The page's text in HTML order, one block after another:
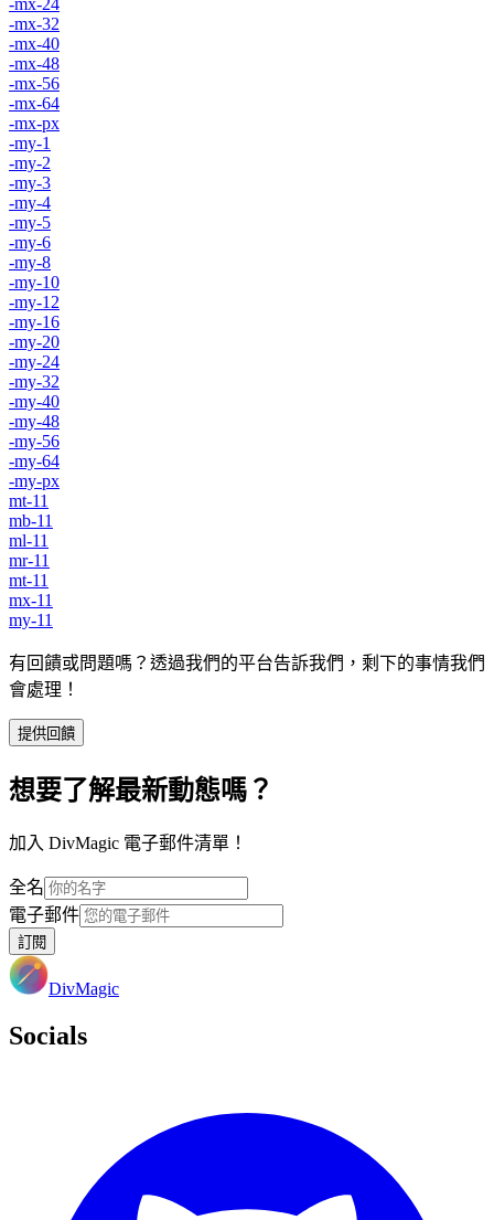
-mx-32
-mx-40
-mx-48
-mx-56
-mx-64
-mx-px
-my-1
-my-2
-my-3
-my-4
-my-5
-my-6
-my-8
-my-10
-my-12
-my-16
-my-20
-my-24
-my-32
-my-40
-my-48
-my-56
-my-64
-my-px
mt-11
mb-11
ml-11
mr-11
mt-11
mx-11
my-11
有回饋或問題嗎？透過我們的平台告訴我們，剩下的事情我們
會處理！
提供回饋
想要了解最新動態嗎？
加入 DivMagic 電子郵件清單！
全名
電子郵件
訂閱
DivMagic
Socials